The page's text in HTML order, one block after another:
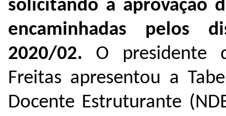
solicitando a aprovação
encaminhadas pelos
2020/02. O presidente
Freitas apresentou a
Docente Estruturante